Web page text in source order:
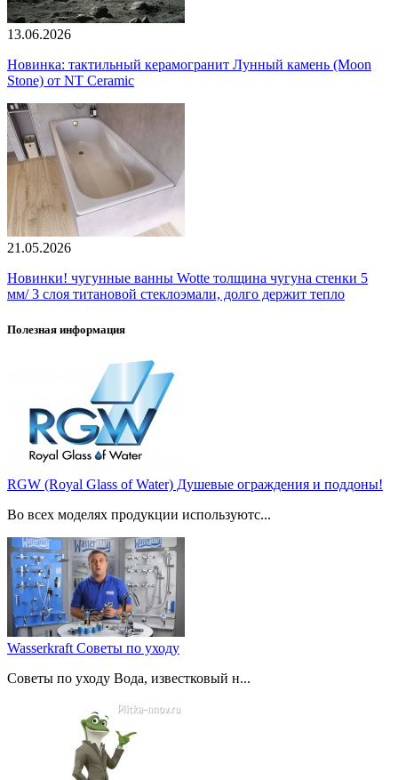
13.06.2026
Новинка: тактильный керамогранит Лунный камень (Moon
Stone) от NT Ceramic
21.05.2026
Новинки! чугунные ванны Wotte толщина чугуна стенки 5
мм/ 3 слоя титановой стеклоэмали, долго держит тепло
Полезная информация
RGW (Royal Glass of Water) Душевые ограждения и поддоны!
Во всех моделях продукции используютс...
Wasserkraft Советы по уходу
Советы по уходу Вода, известковый н...